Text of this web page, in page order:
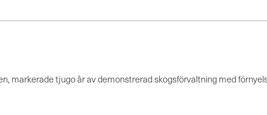
markerade tjugo år av demonstrerad skogsförvaltning med